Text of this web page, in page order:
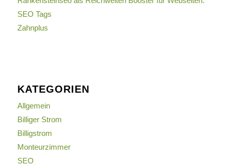
SEO Tags
Zahnplus
KATEGORIEN
Allgemein
Billiger Strom
Billigstrom
Monteurzimmer
SEO